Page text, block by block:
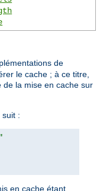
de
le cache ; à ce titre,
la mise en cache sur
suit :
en cache étant